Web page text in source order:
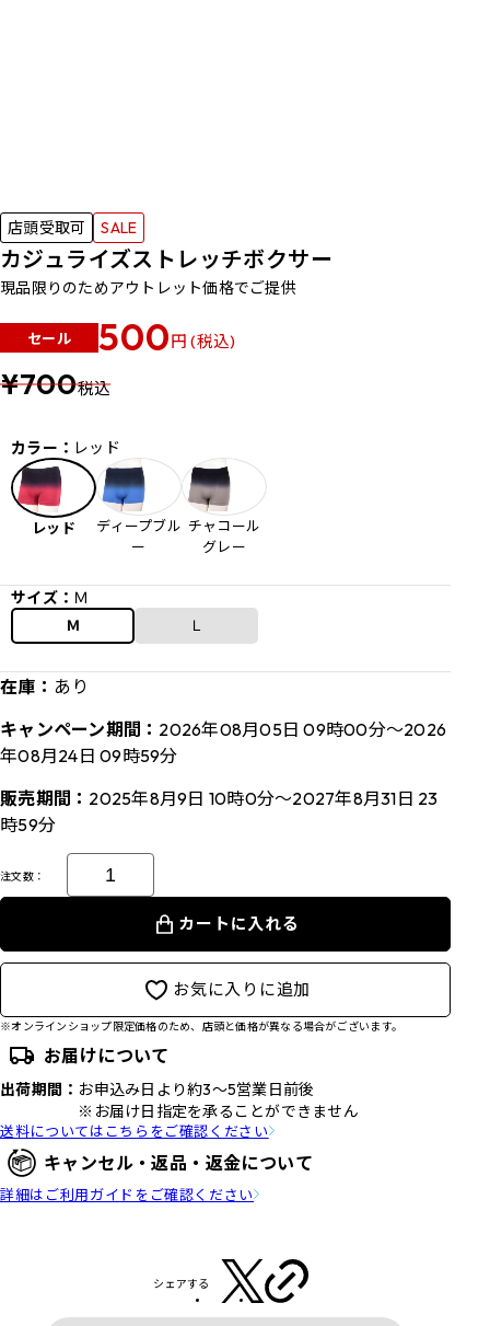
店頭受取可 SALE
カジュライズストレッチボクサー
現品限りのためアウトレット価格でご提供
セール 500円 (税込)
¥700税込
カラー： レッド
レッド
ディープブル
ー
チャコール
グレー
サイズ： Ｍ
Ｍ Ｌ
在庫： あり
キャンペーン期間： 2026年08月05日 09時00分～2026
年08月24日 09時59分
販売期間： 2025年8月9日 10時0分～2027年8月31日 23
時59分
注文数：
カートに入れる
お気に入りに追加
※オンラインショップ限定価格のため、店頭と価格が異なる場合がございます。
お届けについて
出荷期間： お申込み日より約3～5営業日前後
※お届け日指定を承ることができません
送料についてはこちらをご確認ください
キャンセル・返品・返金について
詳細はご利用ガイドをご確認ください
シェアする